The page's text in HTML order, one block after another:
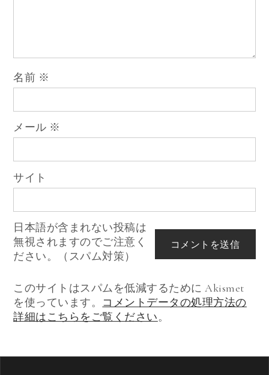
ン
名前 ※
メール ※
サイト
日本語が含まれない投稿は
無視されますのでご注意く
ださい。（スパム対策）
このサイトはスパムを低減するために Akismet
を使っています。 コメントデータの処理方法の
詳細はこちらをご覧ください。